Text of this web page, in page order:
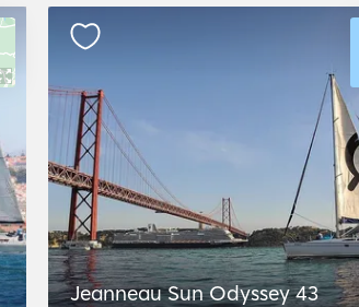
Jeanneau Sun Odyssey 43